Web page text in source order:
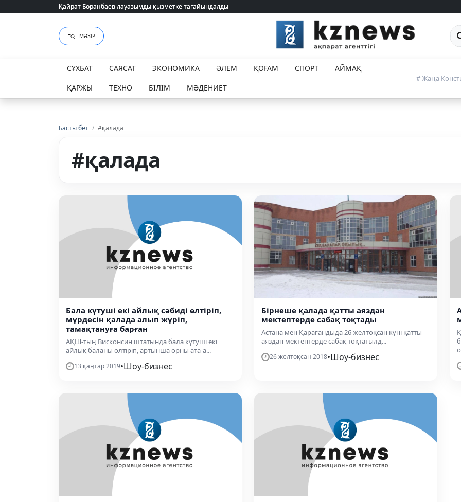
Қайрат Боранбаев лауазымды қызметке тағайындалды
Қайрат Боранбаев лауазымды қызметке тағайындалды
МӘЗІР
СҰХБАТ САЯСАТ ЭКОНОМИКА ӘЛЕМ ҚОҒАМ СПОРТ
АЙМАҚ
ҚАРЖЫ
ТЕХНО БІЛІМ МӘДЕНИЕТ
# Жаңа
Басты бет / #қалада
#қалада
Бала күтуші екі айлық сәбиді өлтіріп,
мүрдесін қалада алып жүріп,
тамақтануға барған
АҚШ-тың Висконсин штатында бала күтуші екі
айлық баланы өлтіріп, артынша орны ата-а...
13 қаңтар 2019•Шоу-бизнес
Бірнеше қалада қатты аяздан
мектептерде сабақ тоқтады
Астана мен Қарағандыда 26 желтоқсан күні қатты
аяздан мектептерде сабақ тоқтатылд...
26 желтоқсан 2018•Шоу-бизнес